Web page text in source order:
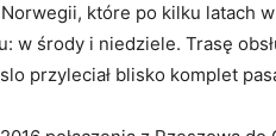
które po kilku latach
w środy i niedziele. Trasę
przyleciał blisko komplet